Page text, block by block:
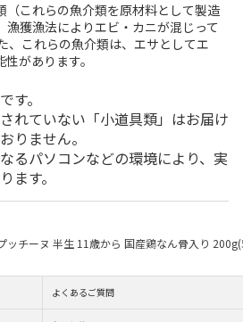
これらの魚介類を原材料として製造
漁獲漁法によりエビ・カニが混じって
、これらの魚介類は、エサとしてエ
があります。
す。
れていない「小道具類」はお届け
りません。
るパソコンなどの環境により、実
ます。
ッチーヌ 半生 11歳から 国産鶏なん骨入り
よくあるご質問